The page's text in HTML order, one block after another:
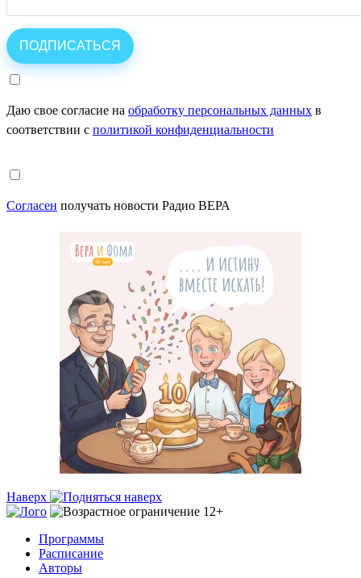
Даю свое согласие на обработку персональных данных в
соответствии с политикой конфиденциальности
Согласен получать новости Радио ВЕРА
Наверх
Программы
Расписание
Авторы